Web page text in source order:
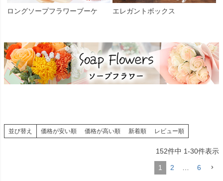
ロングソープフラワーブーケ エレガントボックス
並び替え 価格が安い順 価格が高い順 新着順 レビュー順
152件中 1-30件表示
1 2 … 6